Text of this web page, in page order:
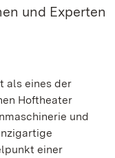
und Experten
als eines der
Hoftheater
und
einer